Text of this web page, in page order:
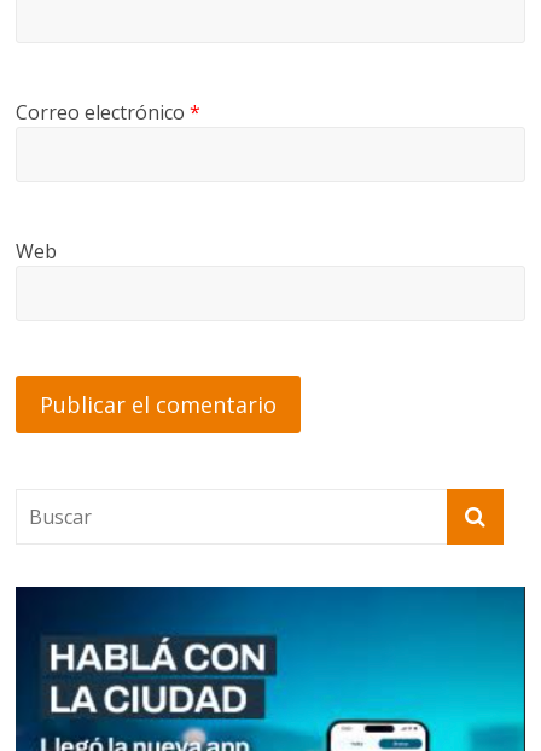
Correo electrónico*
Web